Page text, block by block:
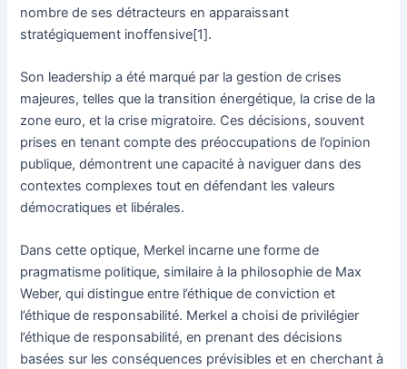
nombre de ses détracteurs en apparaissant
stratégiquement inoffensive[1].
Son leadership a été marqué par la gestion de crises
majeures, telles que la transition énergétique, la crise de la
zone euro, et la crise migratoire. Ces décisions, souvent
prises en tenant compte des préoccupations de l’opinion
publique, démontrent une capacité à naviguer dans des
contextes complexes tout en défendant les valeurs
démocratiques et libérales.
Dans cette optique, Merkel incarne une forme de
pragmatisme politique, similaire à la philosophie de Max
Weber, qui distingue entre l’éthique de conviction et
l’éthique de responsabilité. Merkel a choisi de privilégier
l’éthique de responsabilité, en prenant des décisions
basées sur les conséquences prévisibles et en cherchant à